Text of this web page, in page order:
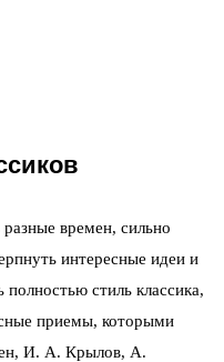
времен, сильно
интересные идеи и
стиль классика,
приемы, которыми
И. А. Крылов, А.